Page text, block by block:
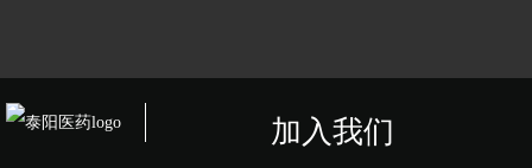
加入我们